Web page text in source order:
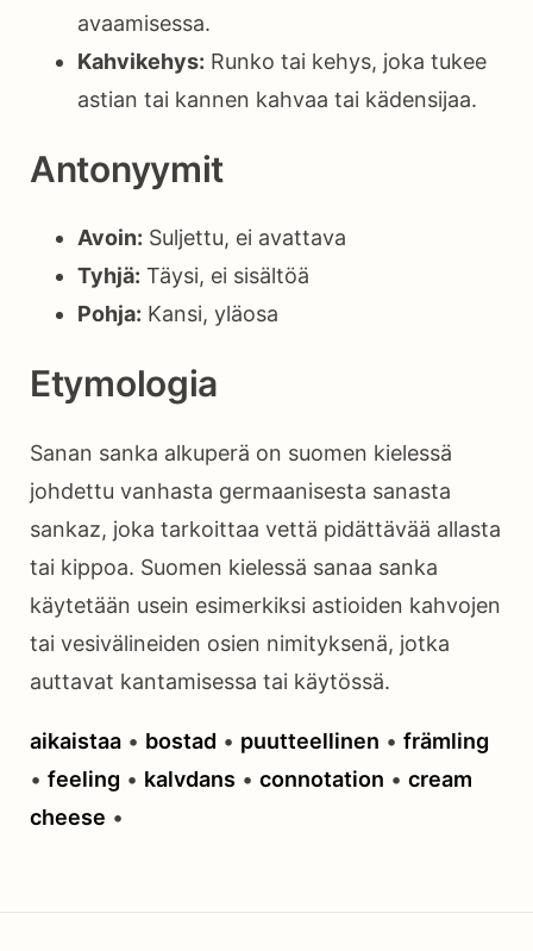
avaamisessa.
Kahvikehys: Runko tai kehys, joka tukee
astian tai kannen kahvaa tai kädensijaa.
Antonyymit
Avoin: Suljettu, ei avattava
Tyhjä: Täysi, ei sisältöä
Pohja: Kansi, yläosa
Etymologia
Sanan sanka alkuperä on suomen kielessä
johdettu vanhasta germaanisesta sanasta
sankaz, joka tarkoittaa vettä pidättävää allasta
tai kippoa. Suomen kielessä sanaa sanka
käytetään usein esimerkiksi astioiden kahvojen
tai vesivälineiden osien nimityksenä, jotka
auttavat kantamisessa tai käytössä.
aikaistaa • bostad • puutteellinen • främling
• feeling • kalvdans • connotation • cream
cheese •